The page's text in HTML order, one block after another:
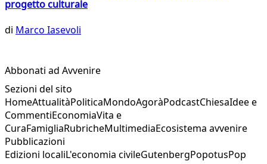
progetto culturale
di Marco Iasevoli
Abbonati ad Avvenire
Sezioni del sito
HomeAttualitàPoliticaMondoAgoràPodcastChiesaIdee e
CommentiEconomiaVita e
CuraFamigliaRubricheMultimediaEcosistema avvenire
Pubblicazioni
Edizioni localiL'economia civileGutenbergPopotusPop